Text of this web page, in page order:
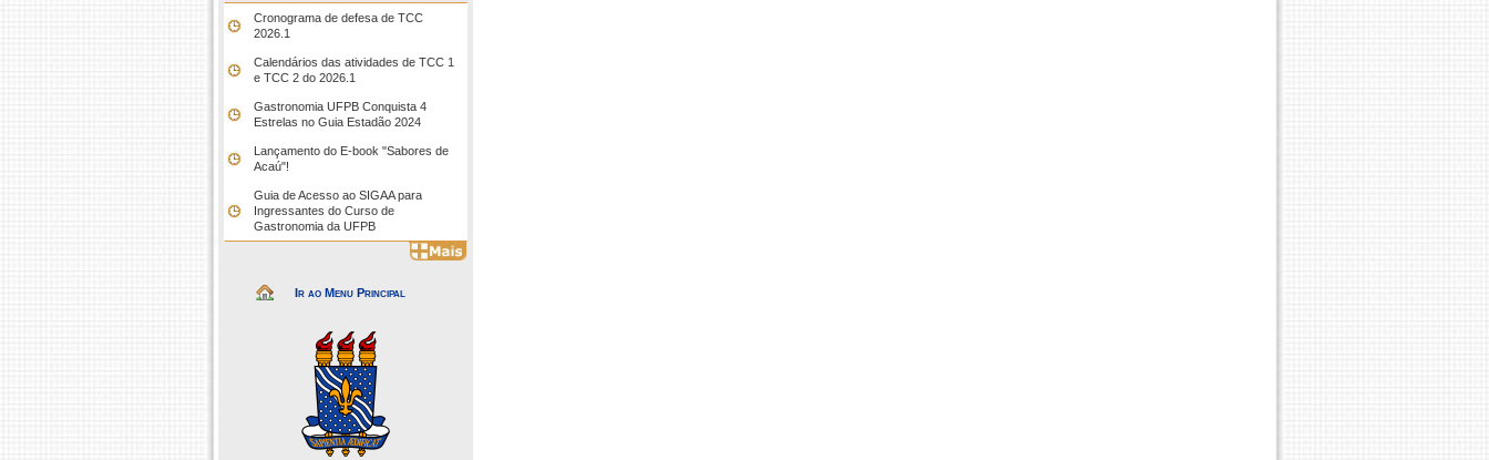
Cronograma de defesa de TCC
2026.1
Calendários das atividades de TCC 1
e TCC 2 do 2026.1
Gastronomia UFPB Conquista 4
Estrelas no Guia Estadão 2024
Lançamento do E-book "Sabores de
Acaú"!
Guia de Acesso ao SIGAA para
Ingressantes do Curso de
Gastronomia da UFPB
Ir ao Menu Principal